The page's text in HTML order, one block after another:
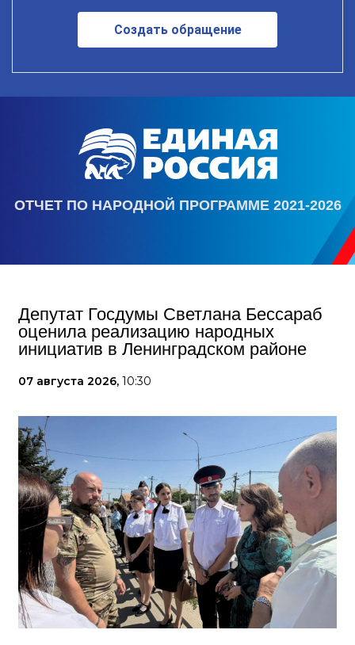
Создать обращение
ОТЧЕТ ПО НАРОДНОЙ ПРОГРАММЕ 2021-2026
Депутат Госдумы Светлана Бессараб
оценила реализацию народных
инициатив в Ленинградском районе
07 августа 2026, 10:30